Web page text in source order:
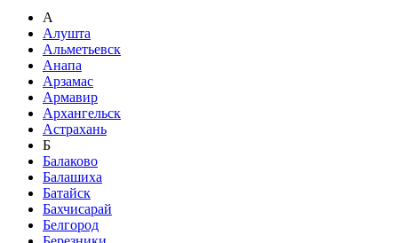
А
Алушта
Альметьевск
Анапа
Арзамас
Армавир
Архангельск
Астрахань
Б
Балаково
Балашиха
Батайск
Бахчисарай
Белгород